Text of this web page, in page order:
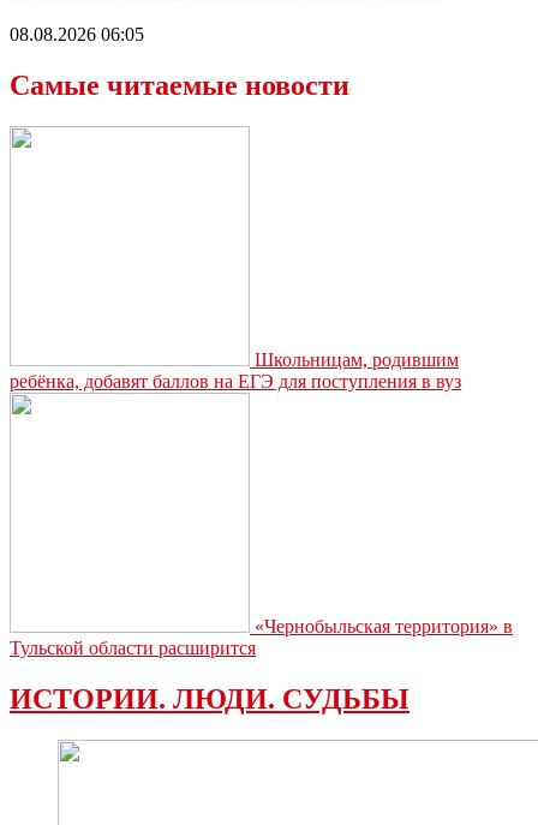
08.08.2026 06:05
Самые читаемые новости
Школьницам, родившим
ребёнка, добавят баллов на ЕГЭ для поступления в вуз
«Чернобыльская территория» в
Тульской области расширится
ИСТОРИИ. ЛЮДИ. СУДЬБЫ